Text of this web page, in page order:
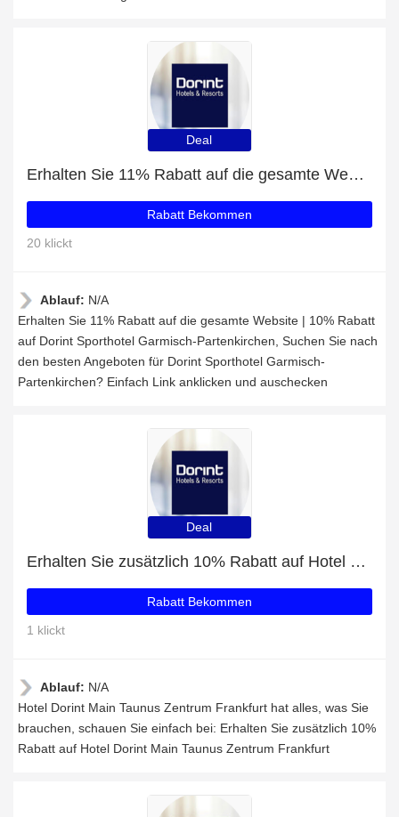
Deal
Erhalten Sie 11% Rabatt auf die gesamte Website | 10% Rabatt auf Dorint Sporthotel Garmisch-Partenkirchen
Rabatt Bekommen
20 klickt
Ablauf: N/A
Erhalten Sie 11% Rabatt auf die gesamte Website | 10% Rabatt
auf Dorint Sporthotel Garmisch-Partenkirchen, Suchen Sie nach
den besten Angeboten für Dorint Sporthotel Garmisch-
Partenkirchen? Einfach Link anklicken und auschecken
Deal
Erhalten Sie zusätzlich 10% Rabatt auf Hotel Dorint Main Taunus Zentrum Frankfurt
Rabatt Bekommen
1 klickt
Ablauf: N/A
Hotel Dorint Main Taunus Zentrum Frankfurt hat alles, was Sie
brauchen, schauen Sie einfach bei: Erhalten Sie zusätzlich 10%
Rabatt auf Hotel Dorint Main Taunus Zentrum Frankfurt